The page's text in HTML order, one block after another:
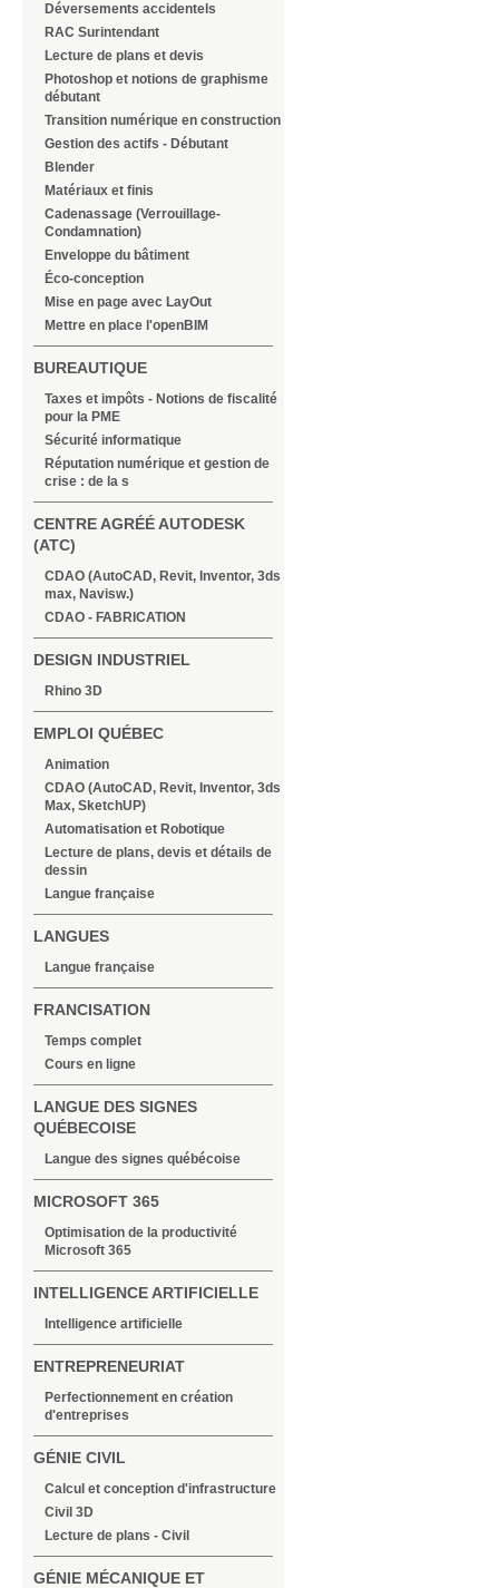
Déversements accidentels
RAC Surintendant
Lecture de plans et devis
Photoshop et notions de graphisme
débutant
Transition numérique en construction
Gestion des actifs - Débutant
Blender
Matériaux et finis
Cadenassage (Verrouillage-
Condamnation)
Enveloppe du bâtiment
Éco-conception
Mise en page avec LayOut
Mettre en place l'openBIM
BUREAUTIQUE
Taxes et impôts - Notions de fiscalité
pour la PME
Sécurité informatique
Réputation numérique et gestion de
crise : de la s
CENTRE AGRÉÉ AUTODESK
(ATC)
CDAO (AutoCAD, Revit, Inventor, 3ds
max, Navisw.)
CDAO - FABRICATION
DESIGN INDUSTRIEL
Rhino 3D
EMPLOI QUÉBEC
Animation
CDAO (AutoCAD, Revit, Inventor, 3ds
Max, SketchUP)
Automatisation et Robotique
Lecture de plans, devis et détails de
dessin
Langue française
LANGUES
Langue française
FRANCISATION
Temps complet
Cours en ligne
LANGUE DES SIGNES
QUÉBECOISE
Langue des signes québécoise
MICROSOFT 365
Optimisation de la productivité
Microsoft 365
INTELLIGENCE ARTIFICIELLE
Intelligence artificielle
ENTREPRENEURIAT
Perfectionnement en création
d'entreprises
GÉNIE CIVIL
Calcul et conception d'infrastructure
Civil 3D
Lecture de plans - Civil
GÉNIE MÉCANIQUE ET